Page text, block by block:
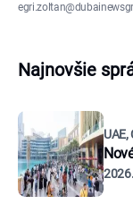
Najnovšie
UAE,